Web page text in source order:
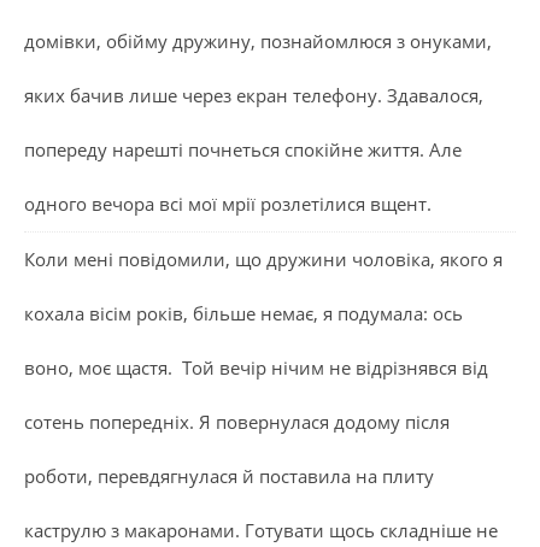
домівки, обійму дружину, познайомлюся з онуками,
яких бачив лише через екран телефону. Здавалося,
попереду нарешті почнеться спокійне життя. Але
одного вечора всі мої мрії розлетілися вщент.
Коли мені повідомили, що дружини чоловіка, якого я
кохала вісім років, більше немає, я подумала: ось
воно, моє щастя. Той вечір нічим не відрізнявся від
сотень попередніх. Я повернулася додому після
роботи, перевдягнулася й поставила на плиту
каструлю з макаронами. Готувати щось складніше не